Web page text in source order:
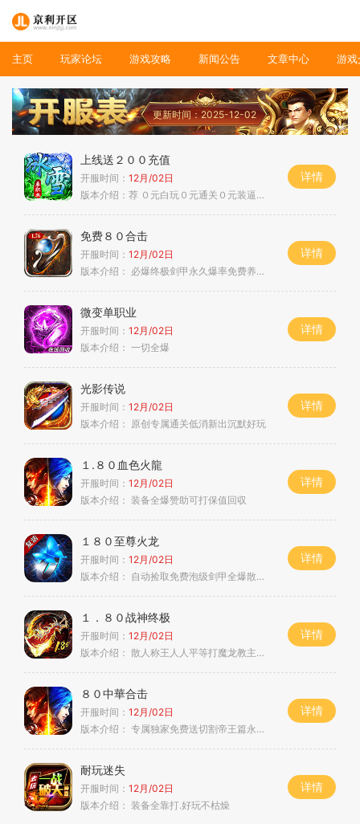
主页 玩家论坛 游戏攻略 新闻公告 文章中心 游戏
更新时间：2025-12-02
上线送２００充值
开服时间： 12月/02日
版本介绍： 荐 ０元白玩０元通关０元装逼０元满赞
详情
免费８０合击
开服时间： 12月/02日
版本介绍： 必爆终极剑甲永久爆率免费养老合击
详情
微变单职业
开服时间： 12月/02日
版本介绍： 一切全爆
详情
光影传说
开服时间： 12月/02日
版本介绍： 原创专属通关低消新出沉默好玩
详情
１.８０血色火龍
开服时间： 12月/02日
版本介绍： 装备全爆赞助可打保值回収
详情
１８０至尊火龙
开服时间： 12月/02日
版本介绍： 自动捡取免费泡级剑甲全爆散人首选
详情
１．８０战神终极
开服时间： 12月/02日
版本介绍： 散人称王人人平等打魔龙教主一切看脸
详情
８０中華合击
开服时间： 12月/02日
版本介绍： 专属独家免费送切割帝王篇永久回现
详情
耐玩迷失
开服时间： 12月/02日
版本介绍： 装备全靠打.好玩不枯燥
详情